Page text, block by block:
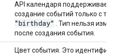
API календаря поддерживает
создание событий только с
"birthday"
. Тип нельзя
после создания события.
Цвет события. Это